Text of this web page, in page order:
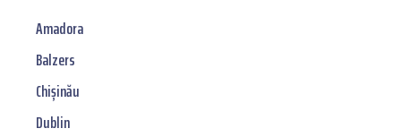
Amadora
Balzers
Chișinău
Dublin